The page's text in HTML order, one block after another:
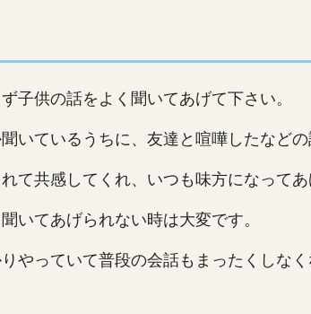
子供の話をよく聞いてあげて下さい。
いているうちに、友達と喧嘩したなどの
て共感してくれ、いつも味方になって
いてあげられない時は大変です。
やっていて普段の会話もまったくしなく